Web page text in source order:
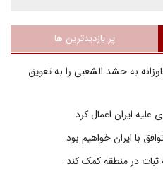
پر بازدیدترین ها
به حشد الشعبی را به تعویق
ایران اعمال کرد
با ایران خواهیم بود
ثبات در منطقه کمک کند